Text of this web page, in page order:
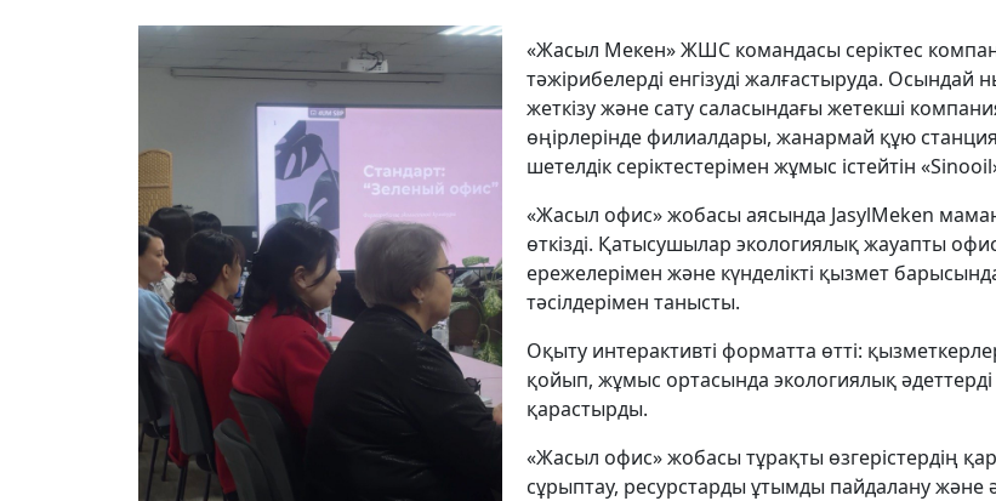
«Жасыл Мекен» ЖШС командасы серіктес
тәжірибелерді енгізуді жалғастыруда.
жеткізу және сату саласындағы жетекші
өңірлерінде филиалдары, жанармай құю
шетелдік серіктестерімен жұмыс істейтін
«Жасыл офис» жобасы аясында JasylMeken
өткізді. Қатысушылар экологиялық жауапты
ережелерімен және күнделікті қызмет
тәсілдерімен танысты.
Оқыту интерактивті форматта өтті:
қойып, жұмыс ортасында экологиялық
қарастырды.
«Жасыл офис» жобасы тұрақты өзгерістердің
сұрыптау, ресурстарды ұтымды пайдалану және